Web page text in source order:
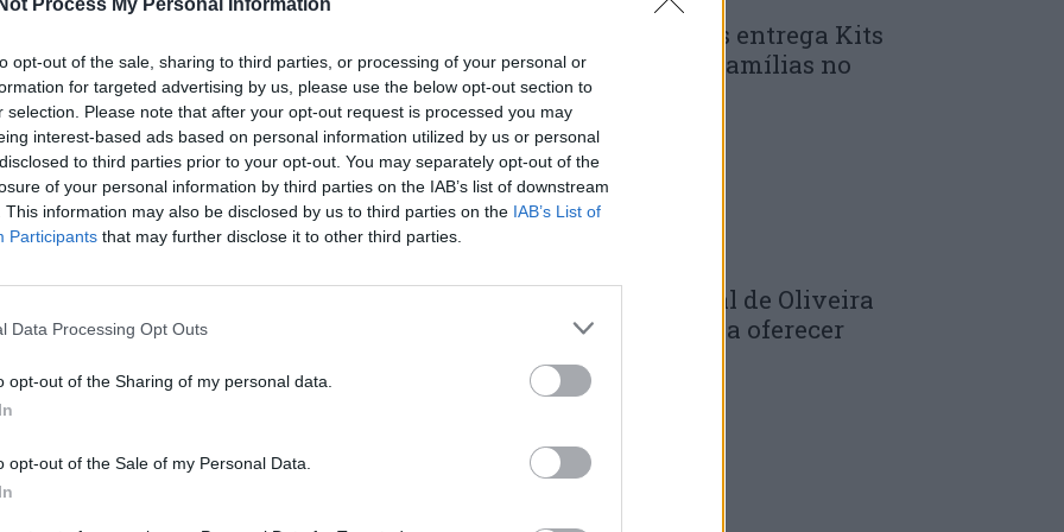
Process My Personal Information
opt-out of the sale, sharing to third parties, or processing of your personal or
for targeted advertising by us, please use the below opt-out section to
selection. Please note that after your opt-out request is processed you may
interest-based ads based on personal information utilized by us or personal
to third parties prior to your opt-out. You may separately opt-out of the
of your personal information by third parties on the IAB’s list of downstream
This information may also be disclosed by us to third parties on the IAB’s List of
Participants that may further disclose it to other third parties.
Data Processing Opt Outs
opt-out of the Sharing of my personal data.
opt-out of the Sale of my Personal Data.
artificial, criatividade digital, segurança
integra também a celebração do
a 24 de novembro em homenagem a
científica em Portugal.
Talks 2025, organizadas pela Escola Superior
que transformam o futuro; percursos de
promovidos pela Escola Agrária; a iniciativa
da Saúde; uma sessão dedicada à
artificial no Instituto Superior de
e o programa Engenharia em Ação,
O INOPOL complementa a
de propriedade intelectual e valorização
semana “reforça o papel do Politécnico de
com um impacto real na sociedade e no
iniciativa “aproxima a comunidade dos
onde o país enfrenta falta de profissionais
Município de Góis entrega Kits
Comunitários às famílias no
âmbito do...
30 DE JULHO, 2026
Câmara Municipal de Oliveira
do Hospital volta a oferecer
cadernos de...
30 DE JULHO, 2026